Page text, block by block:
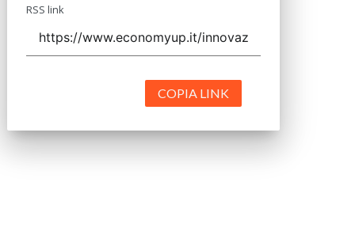
RSS link
COPIA LINK